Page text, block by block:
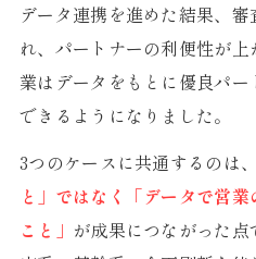
データ連携を進めた結果、
れ、パートナーの利便性が
業はデータをもとに優良パ
できるようになりました。
3つのケースに共通するのは、
と」ではなく「データで営
こと」 が成果につながった